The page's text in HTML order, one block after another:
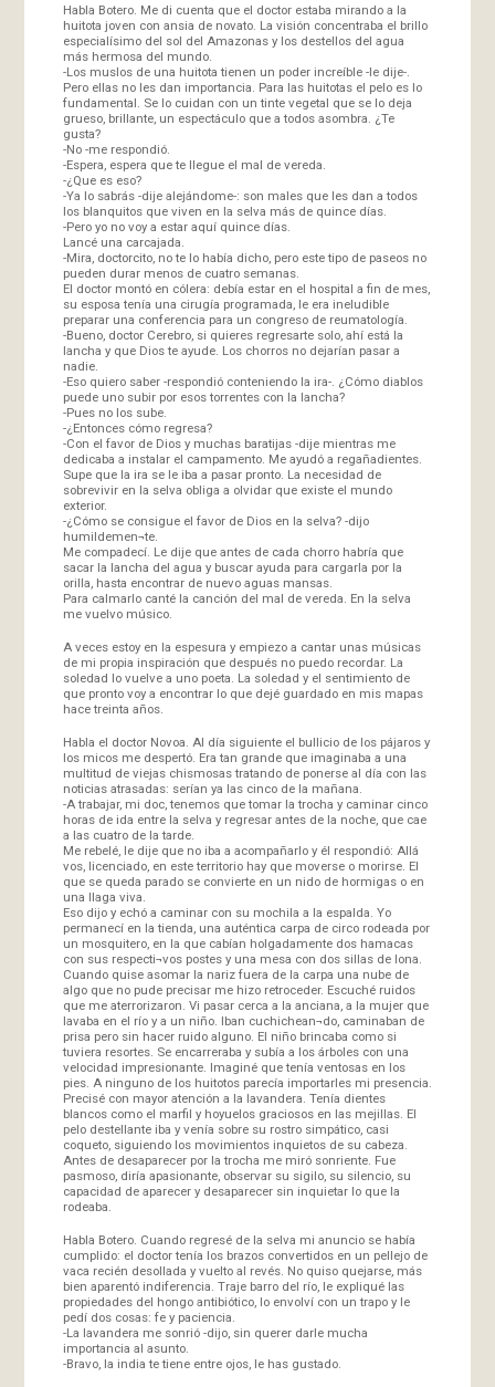
Habla Botero. Me di cuenta que el doctor estaba mirando a la
huitota joven con ansia de novato. La visión concentraba el brillo
especialísimo del sol del Amazonas y los destellos del agua
más hermosa del mundo.
-Los muslos de una huitota tienen un poder increíble -le dije-.
Pero ellas no les dan importancia. Para las huitotas el pelo es lo
fundamental. Se lo cuidan con un tinte vegetal que se lo deja
grueso, brillante, un espectáculo que a todos asombra. ¿Te
gusta?
-No -me respondió.
-Espera, espera que te llegue el mal de vereda.
-¿Que es eso?
-Ya lo sabrás -dije alejándome-: son males que les dan a todos
los blanquitos que viven en la selva más de quince días.
-Pero yo no voy a estar aquí quince días.
Lancé una carcajada.
-Mira, doctorcito, no te lo había dicho, pero este tipo de paseos no
pueden durar menos de cuatro semanas.
El doctor montó en cólera: debía estar en el hospital a fin de mes,
su esposa tenía una cirugía programada, le era ineludible
preparar una conferencia para un congreso de reumatología.
-Bueno, doctor Cerebro, si quieres regresarte solo, ahí está la
lancha y que Dios te ayude. Los chorros no dejarían pasar a
nadie.
-Eso quiero saber -respondió conteniendo la ira-. ¿Cómo diablos
puede uno subir por esos torrentes con la lancha?
-Pues no los sube.
-¿Entonces cómo regresa?
-Con el favor de Dios y muchas baratijas -dije mientras me
dedicaba a instalar el campamento. Me ayudó a regañadientes.
Supe que la ira se le iba a pasar pronto. La necesidad de
sobrevivir en la selva obliga a olvidar que existe el mundo
exterior.
-¿Cómo se consigue el favor de Dios en la selva? -dijo
humildemen¬te.
Me compadecí. Le dije que antes de cada chorro habría que
sacar la lancha del agua y buscar ayuda para cargarla por la
orilla, hasta encontrar de nuevo aguas mansas.
Para calmarlo canté la canción del mal de vereda. En la selva
me vuelvo músico.
A veces estoy en la espesura y empiezo a cantar unas músicas
de mi propia inspiración que después no puedo recordar. La
soledad lo vuelve a uno poeta. La soledad y el sentimiento de
que pronto voy a encontrar lo que dejé guardado en mis mapas
hace treinta años.
Habla el doctor Novoa. Al día siguiente el bullicio de los pájaros y
los micos me despertó. Era tan grande que imaginaba a una
multitud de viejas chismosas tratando de ponerse al día con las
noticias atrasadas: serían ya las cinco de la mañana.
-A trabajar, mi doc, tenemos que tomar la trocha y caminar cinco
horas de ida entre la selva y regresar antes de la noche, que cae
a las cuatro de la tarde.
Me rebelé, le dije que no iba a acompañarlo y él respondió: Allá
vos, licenciado, en este territorio hay que moverse o morirse. El
que se queda parado se convierte en un nido de hormigas o en
una llaga viva.
Eso dijo y echó a caminar con su mochila a la espalda. Yo
permanecí en la tienda, una auténtica carpa de circo rodeada por
un mosquitero, en la que cabían holgadamente dos hamacas
con sus respecti¬vos postes y una mesa con dos sillas de lona.
Cuando quise asomar la nariz fuera de la carpa una nube de
algo que no pude precisar me hizo retroceder. Escuché ruidos
que me aterrorizaron. Vi pasar cerca a la anciana, a la mujer que
lavaba en el río y a un niño. Iban cuchichean¬do, caminaban de
prisa pero sin hacer ruido alguno. El niño brincaba como si
tuviera resortes. Se encarreraba y subía a los árboles con una
velocidad impresionante. Imaginé que tenía ventosas en los
pies. A ninguno de los huitotos parecía importarles mi presencia.
Precisé con mayor atención a la lavandera. Tenía dientes
blancos como el marfil y hoyuelos graciosos en las mejillas. El
pelo destellante iba y venía sobre su rostro simpático, casi
coqueto, siguiendo los movimientos inquietos de su cabeza.
Antes de desaparecer por la trocha me miró sonriente. Fue
pasmoso, diría apasionante, observar su sigilo, su silencio, su
capacidad de aparecer y desaparecer sin inquietar lo que la
rodeaba.
Habla Botero. Cuando regresé de la selva mi anuncio se había
cumplido: el doctor tenía los brazos convertidos en un pellejo de
vaca recién desollada y vuelto al revés. No quiso quejarse, más
bien aparentó indiferencia. Traje barro del río, le expliqué las
propiedades del hongo antibiótico, lo envolví con un trapo y le
pedí dos cosas: fe y paciencia.
-La lavandera me sonrió -dijo, sin querer darle mucha
importancia al asunto.
-Bravo, la india te tiene entre ojos, le has gustado.